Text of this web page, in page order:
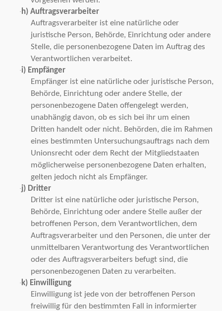
· h) Auftragsverarbeiter
Auftragsverarbeiter ist eine natürliche oder
juristische Person, Behörde, Einrichtung oder andere
Stelle, die personenbezogene Daten im Auftrag des
Verantwortlichen verarbeitet.
·i) Empfänger
Empfänger ist eine natürliche oder juristische Person,
Behörde, Einrichtung oder andere Stelle, der
personenbezogene Daten offengelegt werden,
unabhängig davon, ob es sich bei ihr um einen
Dritten handelt oder nicht. Behörden, die im Rahmen
eines bestimmten Untersuchungsauftrags nach dem
Unionsrecht oder dem Recht der Mitgliedstaaten
möglicherweise personenbezogene Daten erhalten,
gelten jedoch nicht als Empfänger.
·j) Dritter
Dritter ist eine natürliche oder juristische Person,
Behörde, Einrichtung oder andere Stelle außer der
betroffenen Person, dem Verantwortlichen, dem
Auftragsverarbeiter und den Personen, die unter der
unmittelbaren Verantwortung des Verantwortlichen
oder des Auftragsverarbeiters befugt sind, die
personenbezogenen Daten zu verarbeiten.
· k) Einwilligung
Einwilligung ist jede von der betroffenen Person
freiwillig für den bestimmten Fall in informierter